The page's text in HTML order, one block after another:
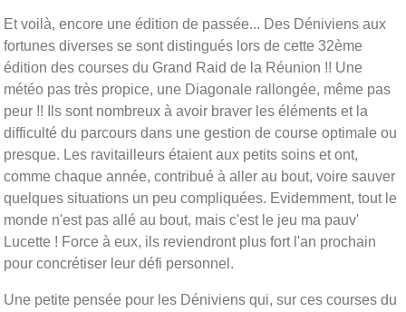
Et voilà, encore une édition de passée... Des Déniviens aux
fortunes diverses se sont distingués lors de cette 32ème
édition des courses du Grand Raid de la Réunion !! Une
météo pas très propice, une Diagonale rallongée, même pas
peur !! Ils sont nombreux à avoir braver les éléments et la
difficulté du parcours dans une gestion de course optimale ou
presque. Les ravitailleurs étaient aux petits soins et ont,
comme chaque année, contribué à aller au bout, voire sauver
quelques situations un peu compliquées. Evidemment, tout le
monde n'est pas allé au bout, mais c'est le jeu ma pauv'
Lucette ! Force à eux, ils reviendront plus fort l'an prochain
pour concrétiser leur défi personnel.
Une petite pensée pour les Déniviens qui, sur ces courses du